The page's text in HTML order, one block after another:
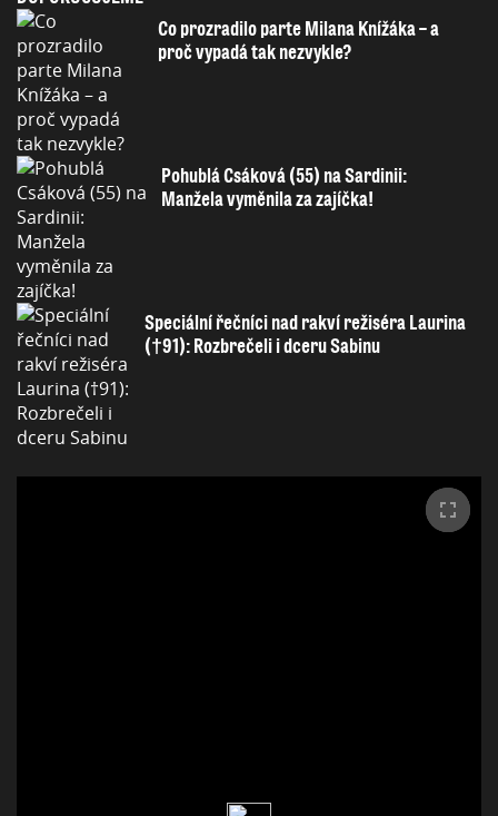
Co prozradilo parte Milana Knížáka – a
proč vypadá tak nezvykle?
Pohublá Csáková (55) na Sardinii:
Manžela vyměnila za zajíčka!
Speciální řečníci nad rakví režiséra Laurina
(†91): Rozbrečeli i dceru Sabinu